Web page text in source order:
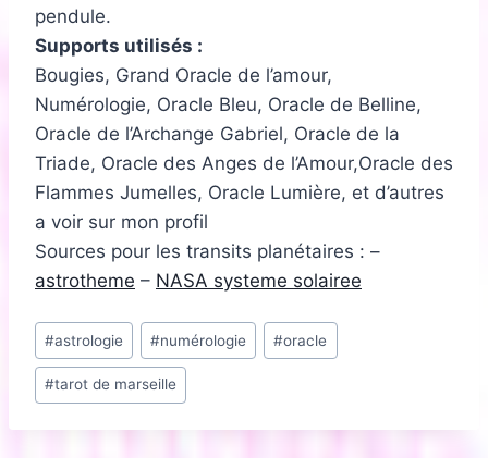
pendule.
Supports utilisés :
Bougies, Grand Oracle de l’amour,
Numérologie, Oracle Bleu, Oracle de Belline,
Oracle de l’Archange Gabriel, Oracle de la
Triade, Oracle des Anges de l’Amour,Oracle des
Flammes Jumelles, Oracle Lumière, et d’autres
a voir sur mon profil
Sources pour les transits planétaires : –
astrotheme – NASA systeme solairee
Étiquettes
de
la
#astrologie #numérologie #oracle
#tarot de marseille